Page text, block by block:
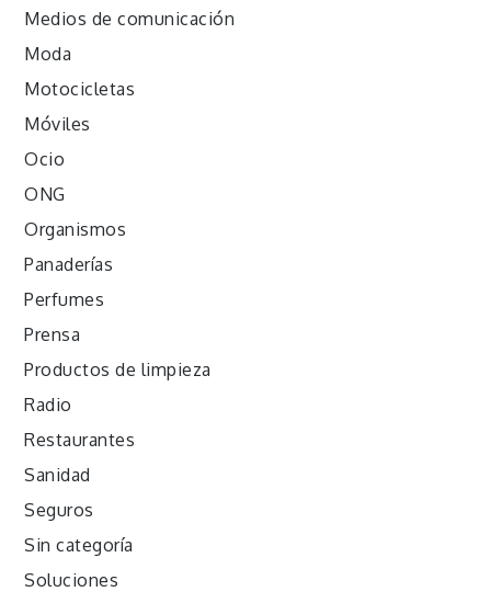
Medios de comunicación
Moda
Motocicletas
Móviles
Ocio
ONG
Organismos
Panaderías
Perfumes
Prensa
Productos de limpieza
Radio
Restaurantes
Sanidad
Seguros
Sin categoría
Soluciones